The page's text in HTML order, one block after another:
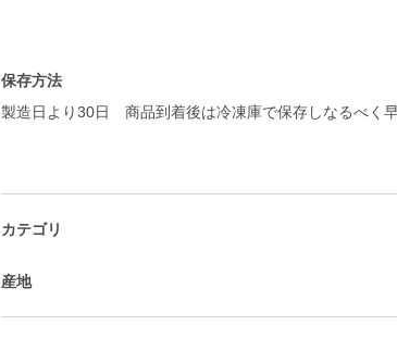
保存方法
製造日より30日 商品到着後は冷凍庫で保存しなるべく早
カテゴリ
産地